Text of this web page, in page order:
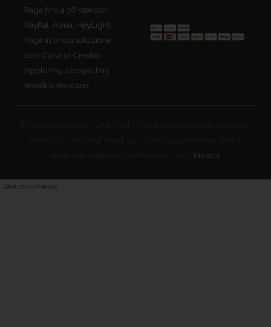
Paga fino a 36 rate con:
PayPal, Alma, HeyLight.
Paga in unica soluzione
con: Carta di Credito,
Apple Pay, Google Pay,
Bonifico Bancario.
Privacy
Gestisci consenso